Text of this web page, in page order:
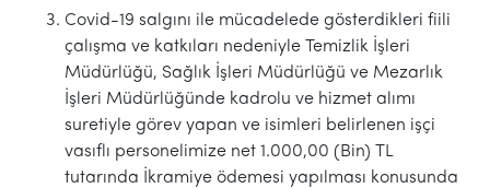
Covid-19 salgını ile mücadelede gösterdikleri fiili
çalışma ve katkıları nedeniyle Temizlik İşleri
Müdürlüğü, Sağlık İşleri Müdürlüğü ve Mezarlık
İşleri Müdürlüğünde kadrolu ve hizmet alımı
suretiyle görev yapan ve isimleri belirlenen işçi
vasıflı personelimize net 1.000,00 (Bin) TL
tutarında İkramiye ödemesi yapılması konusunda